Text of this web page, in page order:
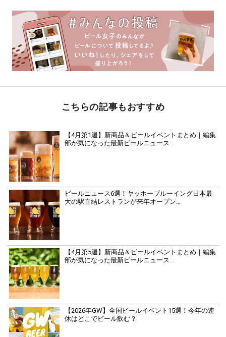
こちらの記事もおすすめ
【4月第1週】新商品＆ビールイベントまとめ｜編集
部が気になった最新ビールニュース...
ビールニュース6選！ヤッホーブルーイング日本最
大の駅直結レストランが来年オープン...
【4月第5週】新商品＆ビールイベントまとめ｜編集
部が気になった最新ビールニュース...
【2026年GW】全国ビールイベント15選！今年の連
休はどこでビール飲む？